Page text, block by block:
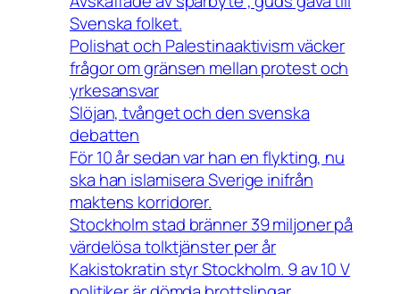
Svenska folket.
Polishat och Palestinaaktivism väcker
frågor om gränsen mellan protest och
yrkesansvar
Slöjan, tvånget och den svenska
debatten
För 10 år sedan var han en flykting, nu
ska han islamisera Sverige inifrån
maktens korridorer.
Stockholm stad bränner 39 miljoner på
värdelösa tolktjänster per år
Kakistokratin styr Stockholm. 9 av 10 V